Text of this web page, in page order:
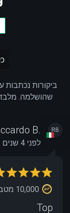
ביקורות
שהושלמה.
RB
B.
לפני 4 שנים
Top